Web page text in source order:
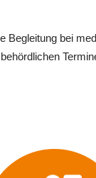
Begleitung bei
behördlichen